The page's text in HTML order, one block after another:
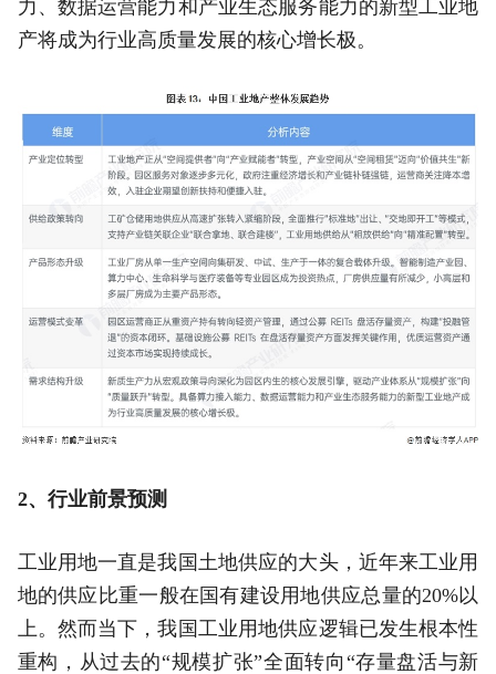
力、数据运营能力和产业生态服务能力的新型工业地
产将成为行业高质量发展的核心增长极。
2、行业前景预测
工业用地一直是我国土地供应的大头，近年来工业用
地的供应比重一般在国有建设用地供应总量的20%以
上。然而当下，我国工业用地供应逻辑已发生根本性
重构，从过去的“规模扩张”全面转向“存量盘活与新